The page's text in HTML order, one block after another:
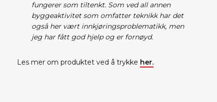
fungerer som tiltenkt. Som ved all annen
byggeaktivitet som omfatter teknikk har det
også her vært innkjøringsproblematikk, men
jeg har fått god hjelp og er fornøyd.
Les mer om produktet ved å trykke her.